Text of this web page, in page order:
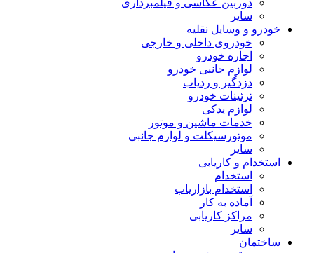
دوربین عکاسی و فیلمبرداری
سایر
خودرو و وسایل نقلیه
خودروی داخلی و خارجی
اجاره خودرو
لوازم جانبی خودرو
دزدگیر و ردیاب
تزئینات خودرو
لوازم یدکی
خدمات ماشین و موتور
موتورسیکلت و لوازم جانبی
سایر
استخدام و کاریابی
استخدام
استخدام بازاریاب
آماده به کار
مراکز کاریابی
سایر
ساختمان